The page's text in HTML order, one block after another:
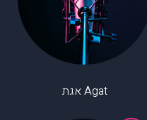
Agat אגת